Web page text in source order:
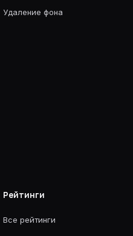
Удаление фона
Рейтинги
Все рейтинги